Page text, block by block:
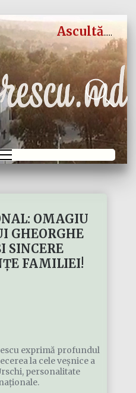
Ascultă
OMAGIU
GHEORGHE
SINCERE
FAMILIEI!
exprimă profundul
la cele veșnice a
personalitate